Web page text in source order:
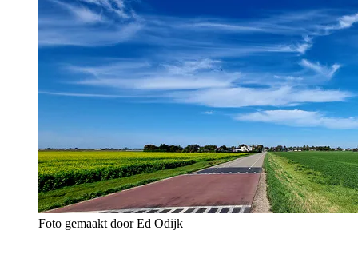
Foto gemaakt door Ed Odijk